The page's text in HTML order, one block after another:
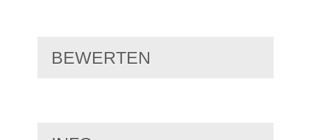
BEWERTEN